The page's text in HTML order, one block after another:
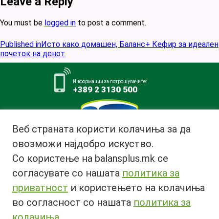
You must be logged in to post a comment.
Post
navigation
Published inИсто како домашен, Баланс+ Кефир за идеален
почеток на денот
Информации за потрошувачите:
+389 2 3130 500
Млекара АД Битола
ул. Ѓурчин Наумов Пљакот бр.1,
7000 Битола, Република
Македонија
Тел:+389 47 226 380
Факс: +389 47 237 073
Веб страната користи колачиња за да
овозможи најдобро искуство.
Со користење на balansplus.mk се
согласувате со нашата политика за
приватност и користењето на колачиња
во согласност со нашата политика за